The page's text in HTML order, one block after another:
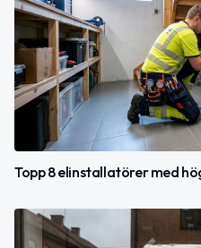
Topp 8 elinstallatörer med